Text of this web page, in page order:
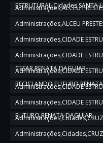
ESTRUTURAL,Cidades,SANTA
Administrações,ALCEU
Administrações,ALCEU
Administrações,CIDADE
Administrações,CIDADE
CESAR,RENATA DAGUIAR
Administrações,CIDADE
RECICLANDO
Administrações,CIDADE
Administrações,CIDADE
FUTURO,RENATA DAGUIAR